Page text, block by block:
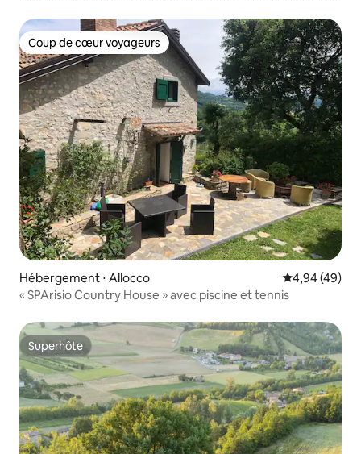
Coup de cœur voyageurs
Coup de cœur voyageurs
Hébergement ⋅ Allocco Évaluation
4,94 (49)
« SPArisio Country House » avec piscine et tennis
Superhôte
Superhôte